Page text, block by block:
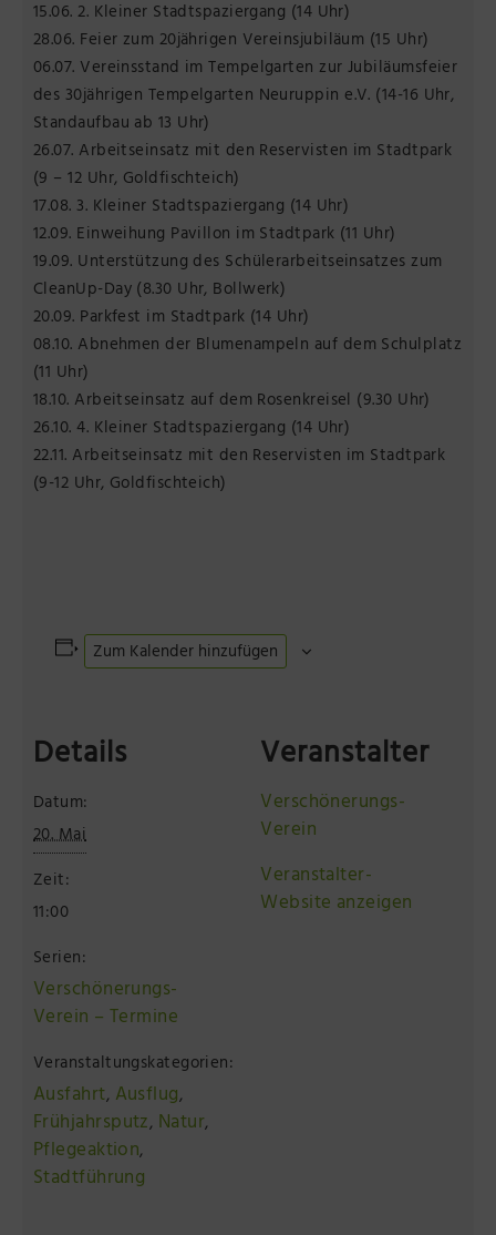
15.06. 2. Kleiner Stadtspaziergang (14 Uhr)
28.06. Feier zum 20jährigen Vereinsjubiläum (15 Uhr)
06.07. Vereinsstand im Tempelgarten zur Jubiläumsfeier
des 30jährigen Tempelgarten Neuruppin e.V. (14-16 Uhr,
Standaufbau ab 13 Uhr)
26.07. Arbeitseinsatz mit den Reservisten im Stadtpark
(9 – 12 Uhr, Goldfischteich)
17.08. 3. Kleiner Stadtspaziergang (14 Uhr)
12.09. Einweihung Pavillon im Stadtpark (11 Uhr)
19.09. Unterstützung des Schülerarbeitseinsatzes zum
CleanUp-Day (8.30 Uhr, Bollwerk)
20.09. Parkfest im Stadtpark (14 Uhr)
08.10. Abnehmen der Blumenampeln auf dem Schulplatz
(11 Uhr)
18.10. Arbeitseinsatz auf dem Rosenkreisel (9.30 Uhr)
26.10. 4. Kleiner Stadtspaziergang (14 Uhr)
22.11. Arbeitseinsatz mit den Reservisten im Stadtpark
(9-12 Uhr, Goldfischteich)
Zum Kalender hinzufügen
Details
Datum:
20. Mai
Zeit:
11:00
Serien:
Verschönerungs-
Verein – Termine
Veranstaltungskategorien:
Ausfahrt, Ausflug,
Frühjahrsputz, Natur,
Pflegeaktion,
Stadtführung
Veranstalter
Verschönerungs-
Verein
Veranstalter-
Website anzeigen